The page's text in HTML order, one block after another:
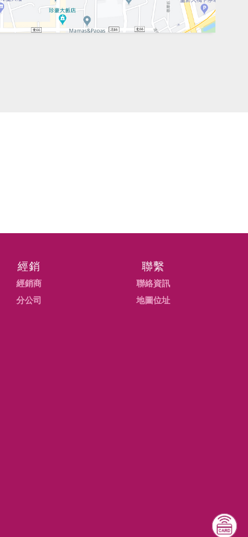
心宣佈110年9月21日起至10月4日起全國二
110年9月21日起至10月4日起全國二級防疫警戒，本公司
情的訊息，查詢衛生福利部疾病管制署的官網 https://
心宣佈110年8月24日起至9月6日起全國二級
110年8月24日起至9月6日起全國二級防疫警戒，本公司持
情的訊息，查詢衛生福利部疾病管制署的官網 https://
響，配合減少外出及群聚政策，並遵循企業持續營運指引
經銷
經銷商
分公司
聯繫
聯絡資訊
地圖位址